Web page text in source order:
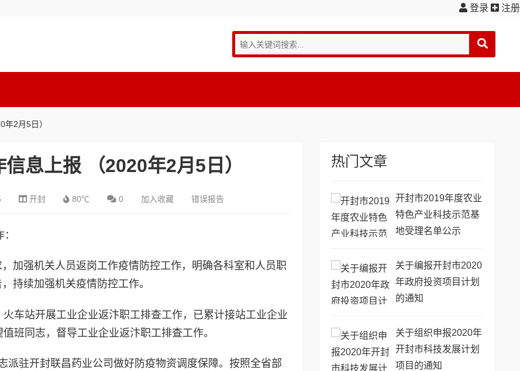
登录 注册
2月5日）
息上报 （2020年2月5日）
开封 80℃ 0 加入收藏 错误报告
加强机关人员返岗工作疫情防控工作，明确各科室和人员职
持续加强机关疫情防控工作。
车站开展工业企业返汴职工排查工作，已累计接站工业企业
班同志，督导工业企业返汴职工排查工作。
派驻开封联昌药业公司做好防疫物资调度保障。按照全省部
热门文章
开封市2019年度农业
特色产业科技示范基
地受理名单公示
关于编报开封市2020
年政府投资项目计划
的通知
关于组织申报2020年
开封市科技发展计划
项目的通知